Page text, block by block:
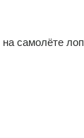
самолёте